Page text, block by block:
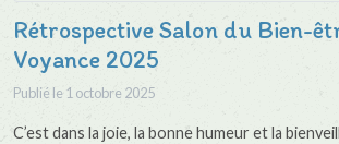
Rétrospective Salon du Bien-
Voyance 2025
Publié le 1 octobre 2025
C’est dans la joie, la bonne humeur et la